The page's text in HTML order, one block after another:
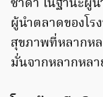
ผู้นำตลาดของโร
สุขภาพที่หลากห
มั่นจากหลากหล